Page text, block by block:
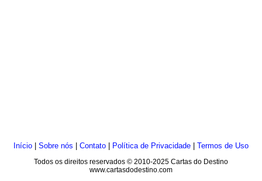
Início Sobre nós Contato Política de Privacidade
Termos de Uso
Todos os direitos reservados © 2010-2025 Cartas do Destino
www.cartasdodestino.com